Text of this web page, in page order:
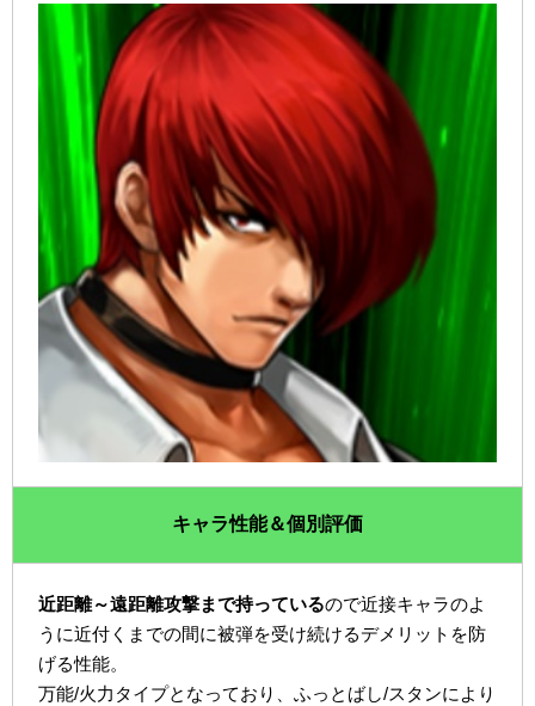
キャラ性能＆個別評価
近距離～遠距離攻撃まで持っているので近接キャラのよ
うに近付くまでの間に被弾を受け続けるデメリットを防
げる性能。
万能/火力タイプとなっており、ふっとばし/スタンにより